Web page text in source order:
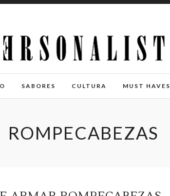
SABORES CULTURA MUST HAVES
ROMPECABEZAS